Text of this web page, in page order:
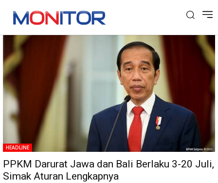
Tag: PPKM Jawa Bali
HEADLINE
PPKM Darurat Jawa dan Bali Berlaku 3-20 Juli,
Simak Aturan Lengkapnya